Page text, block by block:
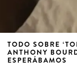
TODO SOBRE
ANTHONY
ESPERÁBAMOS